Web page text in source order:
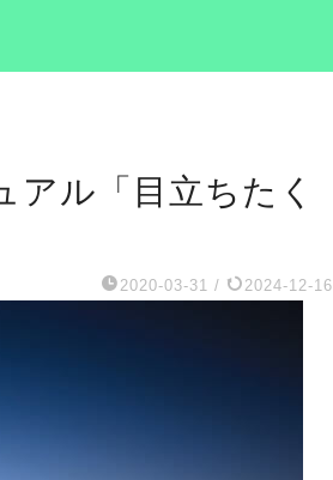
ル「目立ちたく
2020-03-31 / 2024-12-16